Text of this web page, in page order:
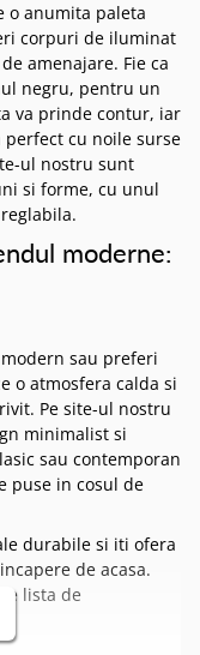
o anumita paleta
corpuri de iluminat
amenajare. Fie ca
negru, pentru un
va prinde contur, iar
cu noile surse
ul nostru sunt
si forme, cu unul
moderne:
sau preferi
o atmosfera calda si
Pe site-ul nostru
minimalist si
sau contemporan
puse in cosul de
durabile si iti ofera
de acasa.
lista de